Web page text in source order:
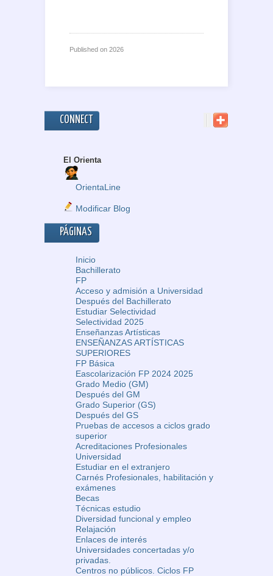
Published on 2026
CONNECT
El Orienta
OrientaLine
Modificar Blog
PÁGINAS
Inicio
Bachillerato
FP
Acceso y admisión a Universidad
Después del Bachillerato
Estudiar Selectividad
Selectividad 2025
Enseñanzas Artísticas
ENSEÑANZAS ARTÍSTICAS
SUPERIORES
FP Básica
Eascolarización FP 2024 2025
Grado Medio (GM)
Después del GM
Grado Superior (GS)
Después del GS
Pruebas de accesos a ciclos grado
superior
Acreditaciones Profesionales
Universidad
Estudiar en el extranjero
Carnés Profesionales, habilitación y
exámenes
Becas
Técnicas estudio
Diversidad funcional y empleo
Relajación
Enlaces de interés
Universidades concertadas y/o
privadas.
Centros no públicos. Ciclos FP